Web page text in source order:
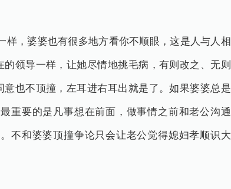
，婆婆也有很多地方看你不顺眼，这是人与人相
领导一样，让她尽情地挑毛病，有则改之、无则
也不顶撞，左耳进右耳出就是了。如果婆婆总是
重要的是凡事想在前面，做事情之前和老公沟通
不和婆婆顶撞争论只会让老公觉得媳妇孝顺识大